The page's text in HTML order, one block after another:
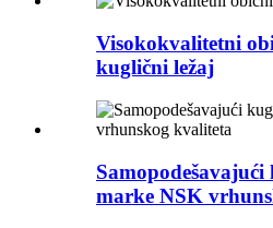
Visokokvalitetni
kuglični ležaj
marke NSK